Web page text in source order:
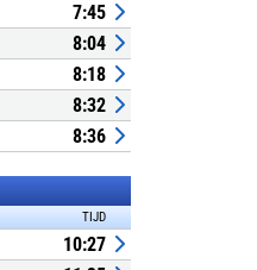
7:45
8:04
8:18
8:32
8:36
TIJD
10:27